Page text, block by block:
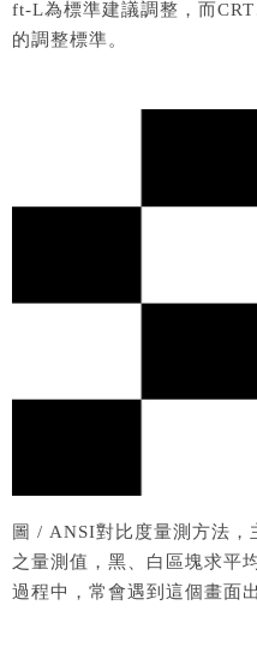
ft-L為標準建議調整，而
的調整標準。
圖 / ANSI對比度量測方法
之量測值，黑、白區塊求平
過程中，常會遇到這個畫面